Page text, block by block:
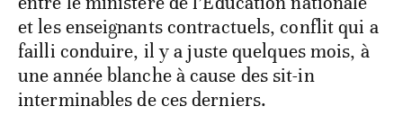
et les enseignants contractuels, conflit qui a
failli conduire, il y a juste quelques mois, à
une année blanche à cause des sit-in
interminables de ces derniers.